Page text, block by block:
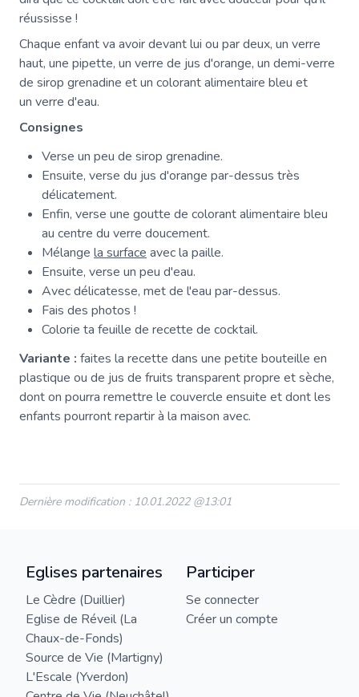
réussisse !
Chaque enfant va avoir devant lui ou par deux, un verre
haut, une pipette, un verre de jus d'orange, un demi-verre
de sirop grenadine et un colorant alimentaire bleu et
un verre d'eau.
Consignes
Verse un peu de sirop grenadine.
Ensuite, verse du jus d'orange par-dessus très
délicatement.
Enfin, verse une goutte de colorant alimentaire bleu
au centre du verre doucement.
Mélange la surface avec la paille.
Ensuite, verse un peu d'eau.
Avec délicatesse, met de l'eau par-dessus.
Fais des photos !
Colorie ta feuille de recette de cocktail.
Variante : faites la recette dans une petite bouteille en
plastique ou de jus de fruits transparent propre et sèche,
dont on pourra remettre le couvercle ensuite et dont les
enfants pourront repartir à la maison avec.
Dernière modification : 10.01.2022 @13:01
Eglises partenaires
Le Cèdre (Duillier)
Eglise de Réveil (La
Chaux-de-Fonds)
Source de Vie (Martigny)
L'Escale (Yverdon)
Participer
Se connecter
Créer un compte